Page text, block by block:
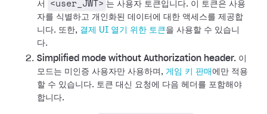
서 <user_JWT> 는 사용자 토큰입니다. 이 토큰은 사용
자를 식별하고 개인화된 데이터에 대한 액세스를 제공합
니다. 또한, 결제 UI 열기 위한 토큰을 사용할 수 있습니
다.
Simplified mode without Authorization header. 이
모드는 미인증 사용자만 사용하며, 게임 키 판매 에만 적용
할 수 있습니다. 토큰 대신 요청에 다음 헤더를 포함해야
합니다.